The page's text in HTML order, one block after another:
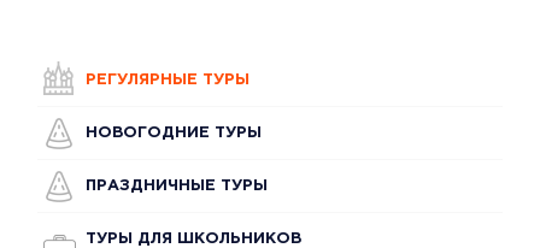
РЕГУЛЯРНЫЕ ТУРЫ
НОВОГОДНИЕ ТУРЫ
ПРАЗДНИЧНЫЕ ТУРЫ
ТУРЫ ДЛЯ ШКОЛЬНИКОВ